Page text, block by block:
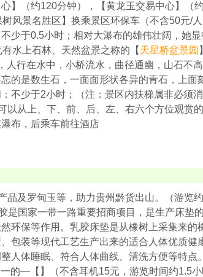
（约120分钟），【黄龙玉交易中心】（
风景名胜区】换乘景区环保车（不含50元/
少于0.5小时；相对大瀑布的雄伟壮阔，她
水上石林、天然盆景之称的【 天星桥盆景园
行在水中，小桥流水，曲径通幽，山石不
的是数生石，一面面形状各异的青石，上面
不少于2小时；（注：景区内扶梯属非必须
从上、下、前、后、左、右六个方位观赏的
布，后乘车前往酒店
品及罗甸玉等，助力贵州黔货出山。（游览
是国家一带一路重要招商项目，是生产床垫
环保等作用。乳胶床垫是从橡树上采集来的
包装等现代工艺生产出来的适合人体优质健
人体睡眠、符合人体曲线、清洗方便等特点
的—【】（不含耳机15元，游览时间约1.5小